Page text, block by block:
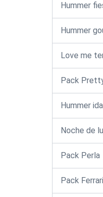
Hummer
Hummer
Love me
Pack
Hummer
Noche de
Pack Perla
Pack Ferrari